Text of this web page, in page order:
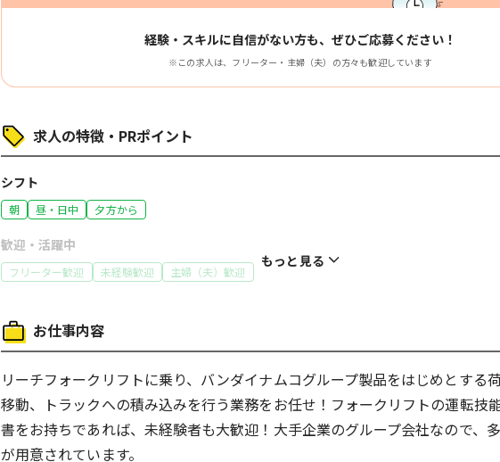
経験・スキルに自信がない方も、ぜひご応募ください！
※この求人は、フリーター・主婦（夫）の方々も歓迎しています
求人の特徴・PRポイント
シフト
朝 昼・日中 夕方から
歓迎・活躍中
フリーター歓迎 未経験歓迎 主婦（夫）歓迎
社員登用あり
働き方
バイク通勤OK 体を動かす仕事
もっと見る
お仕事内容
リーチフォークリフトに乗り、バンダイナムコグループ製品をはじめとする
移動、トラックへの積み込みを行う業務をお任せ！フォークリフトの運転技
書をお持ちであれば、未経験者も大歓迎！大手企業のグループ会社なので、
が用意されています。